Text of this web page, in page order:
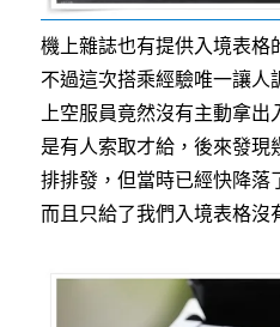
機上雜誌也有提供入境表格
不過這次搭乘經驗唯一讓人
上空服員竟然沒有主動拿
是有人索取才給，後來發現
排排發，但當時已經快降落
而且只給了我們入境表格沒